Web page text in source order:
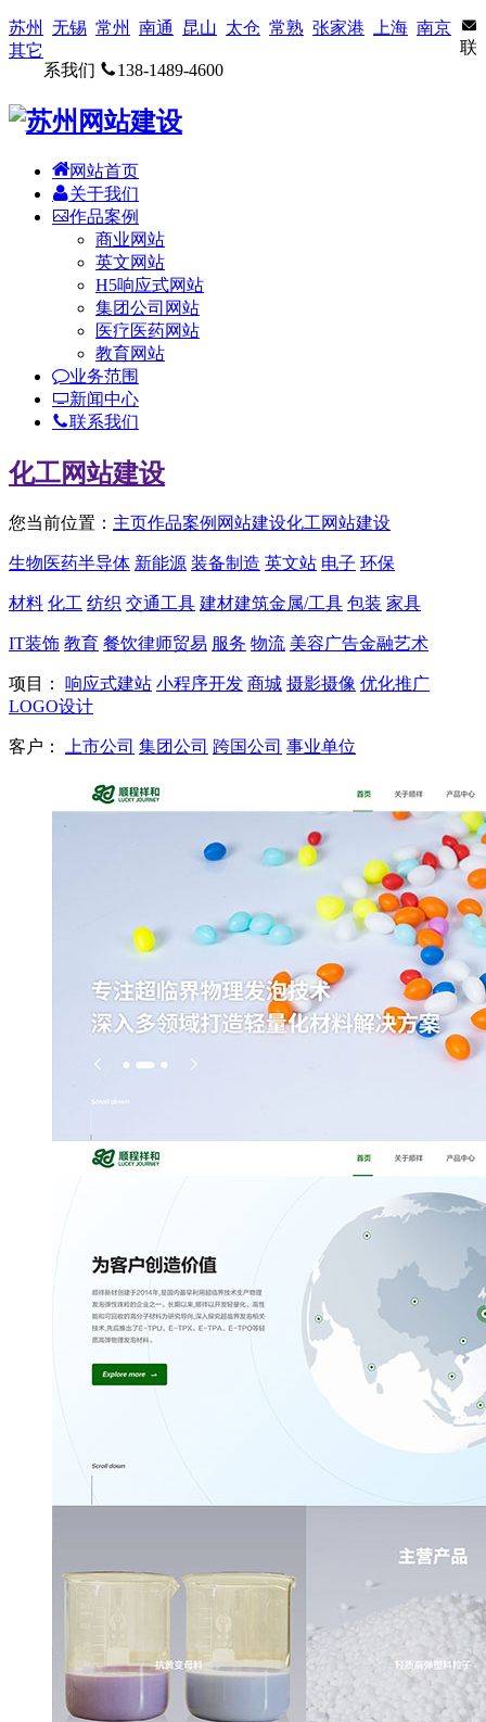
苏州 无锡 常州 南通 昆山 太仓 常熟 张家港 上海 南京
其它
联
系我们
138-1489-4600
网站首页
关于我们
作品案例
商业网站
英文网站
H5响应式网站
集团公司网站
医疗医药网站
教育网站
业务范围
新闻中心
联系我们
化工网站建设
您当前位置： 主页作品案例 网站建设化工网站建设
生物医药半导体 新能源 装备制造 英文站 电子 环保
材料 化工 纺织 交通工具 建材建筑金属/工具 包装 家具
IT装饰 教育 餐饮律师贸易 服务 物流 美容广告金融艺术
项目： 响应式建站 小程序开发 商城 摄影摄像 优化推广
LOGO设计
客户： 上市公司 集团公司 跨国公司 事业单位